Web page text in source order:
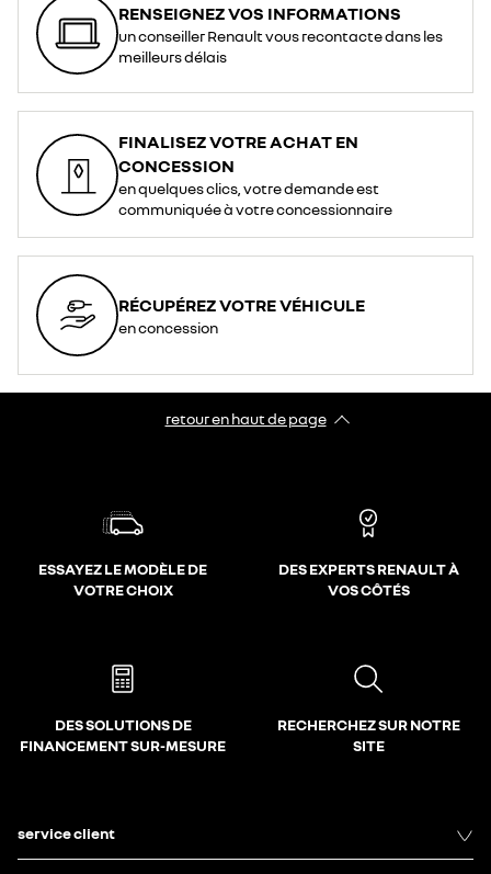
RENSEIGNEZ VOS INFORMATIONS
un conseiller Renault vous recontacte dans les
meilleurs délais
FINALISEZ VOTRE ACHAT EN
CONCESSION
en quelques clics, votre demande est
communiquée à votre concessionnaire
RÉCUPÉREZ VOTRE VÉHICULE
en concession
retour en haut de page​
ESSAYEZ LE MODÈLE DE
VOTRE CHOIX
DES EXPERTS RENAULT À
VOS CÔTÉS
DES SOLUTIONS DE
FINANCEMENT SUR-MESURE
RECHERCHEZ SUR NOTRE
SITE
service client